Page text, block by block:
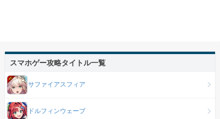
スマホゲー攻略タイトル一覧
サファイアスフィア
ドルフィンウェーブ